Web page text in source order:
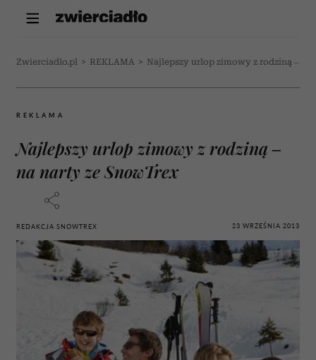
Zwierciadlo.pl > REKLAMA > Najlepszy urlop zimowy z rodziną – na
REKLAMA
Najlepszy urlop zimowy z rodziną –
na narty ze SnowTrex
REDAKCJA SNOWTREX 23 WRZEŚNIA 2013